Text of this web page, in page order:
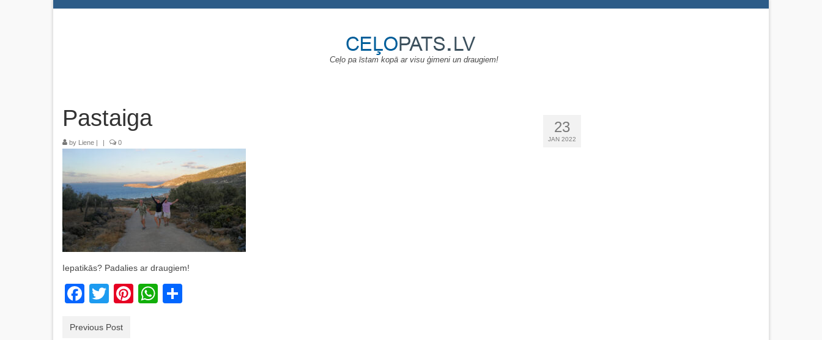
Ceļo pa īstam kopā ar visu ģimeni un draugiem!
23
JAN 2022
Pastaiga
by Liene | | 0
Iepatikās? Padalies ar draugiem!
Facebook
TwitterPinterest
WhatsApp
Previous Post